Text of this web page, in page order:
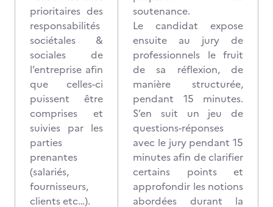
prioritaires des
responsabilités
sociétales &
sociales de
l’entreprise afin
que celles-ci
puissent être
comprises et
suivies par les
parties
prenantes
(salariés,
fournisseurs,
clients etc…).
soutenance.
Le candidat expose
ensuite au jury de
professionnels le fruit
de sa réflexion, de
manière structurée,
pendant 15 minutes.
S’en suit un jeu de
questions-réponses
avec le jury pendant 15
minutes afin de clarifier
certains points et
approfondir les notions
abordées durant la